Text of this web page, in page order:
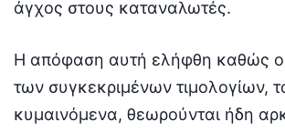
άγχος στους καταναλωτές.
Η απόφαση αυτή ελήφθη καθώς
των συγκεκριμένων τιμολογίων,
κυμαινόμενα, θεωρούνται ήδη